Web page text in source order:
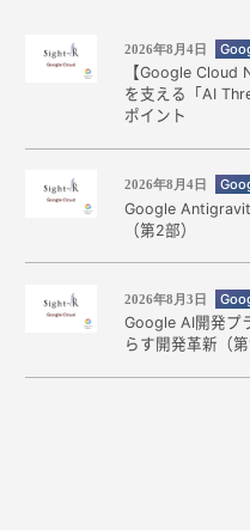
2026年8月4日
【Google Cloud
を支える「AI
ポイント
2026年8月4日
Google
（第2部）
2026年8月3日
Google AI開発プ
らす開発革新（第